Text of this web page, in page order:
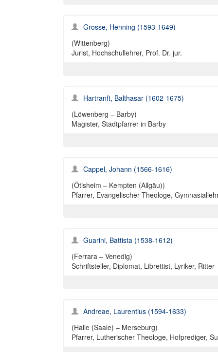
Grosse, Henning (1593-1649)
(Wittenberg)
Jurist, Hochschullehrer, Prof. Dr. jur.
Hartranft, Balthasar (1602-1675)
(Löwenberg – Barby)
Magister, Stadtpfarrer in Barby
Cappel, Johann (1566-1616)
(Ötisheim – Kempten (Allgäu))
Pfarrer, Evangelischer Theologe,
Guarini, Battista (1538-1612)
(Ferrara – Venedig)
Schriftsteller, Diplomat, Librettist, Lyriker, Ritter
Andreae, Laurentius (1594-1633)
(Halle (Saale) – Merseburg)
Pfarrer, Lutherischer Theologe, Hofprediger,